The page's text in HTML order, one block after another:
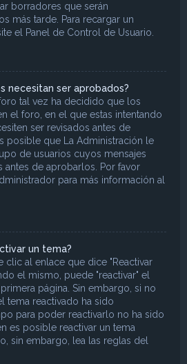
borradores que serán
más tarde. Para recargar un
el Panel de Control de Usuario.
necesitan ser aprobados?
tal vez ha decidido que los
el foro, en el que estas intentando
ser revisados antes de
posible que La Administración le
de usuarios cuyos mensajes
antes de aprobarlos. Por favor
para más información al
un tema?
clic al enlace que dice "Reactivar
el mismo, puede "reactivar" el
página. Sin embargo, si no
tema reactivado ha sido
para poder reactivarlo no ha sido
es posible reactivar un tema
sin embargo, lea las reglas del